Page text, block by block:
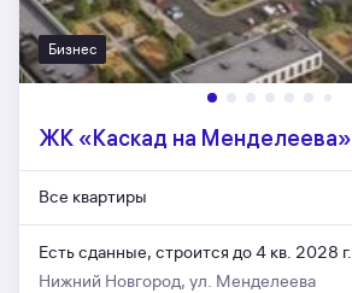
Бизнес
ЖК «Каскад на Менделеева»
Все квартиры
Есть сданные, строится до 4 кв. 2028 г.
Нижний Новгород, ул. Менделеева